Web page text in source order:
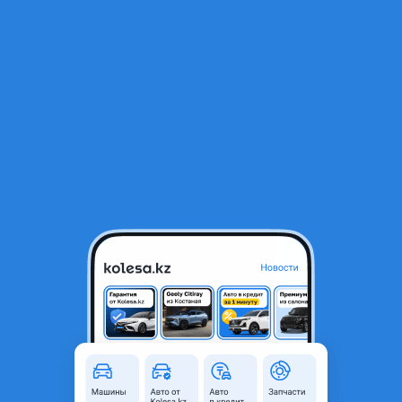
Щиток приборов на тойота Камри 40
Алматы, Алматинская